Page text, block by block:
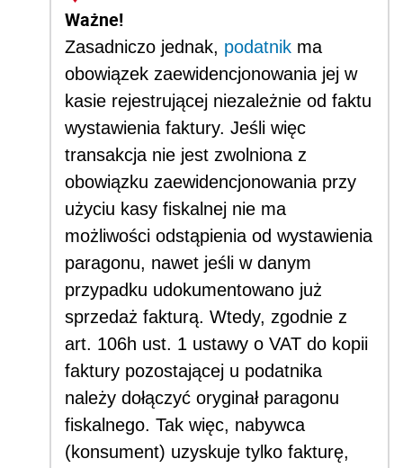
Ważne!
Zasadniczo jednak, podatnik ma
obowiązek zaewidencjonowania jej w
kasie rejestrującej niezależnie od faktu
wystawienia faktury. Jeśli więc
transakcja nie jest zwolniona z
obowiązku zaewidencjonowania przy
użyciu kasy fiskalnej nie ma
możliwości odstąpienia od wystawienia
paragonu, nawet jeśli w danym
przypadku udokumentowano już
sprzedaż fakturą. Wtedy, zgodnie z
art. 106h ust. 1 ustawy o VAT do kopii
faktury pozostającej u podatnika
należy dołączyć oryginał paragonu
fiskalnego. Tak więc, nabywca
(konsument) uzyskuje tylko fakturę,